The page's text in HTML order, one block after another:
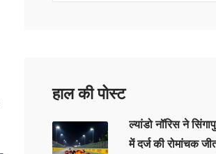
हाल की पोस्ट
ल्यांडो नॉरिस ने
में दर्ज की रोमांचक